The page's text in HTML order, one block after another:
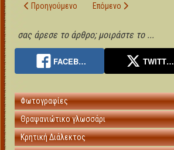
Προηγούμενο άρθρο: Βόνη
Προηγούμενο Επόμενο άρθρο: Σαμπάς
Επόμενο
σας άρεσε το άρθρο; μοιράστε το ...
FACEB… TWITT…
Φωτογραφίες
Θραψανιώτικο γλωσσάρι
Κρητική Διάλεκτος